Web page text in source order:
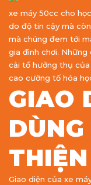
xe máy 50cc cho
do độ tin cậy mà
mà chúng đem tới
gia đình chơi.
cải tổ hưởng thụ của
cao cường tố hóa
GIAO
THIỆN
Giao diện của xe